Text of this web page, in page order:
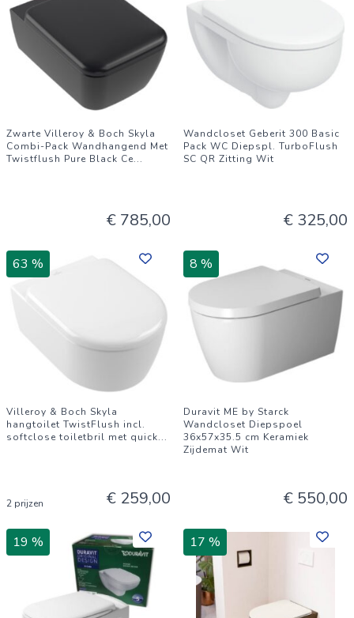
Zwarte Villeroy & Boch Skyla
Combi-Pack Wandhangend Met
Twistflush Pure Black Ce...
€ 785,00
Wandcloset Geberit 300 Basic
Pack WC Diepspl. TurboFlush
SC QR Zitting Wit
€ 325,00
63 %
Villeroy & Boch Skyla
hangtoilet TwistFlush incl.
softclose toiletbril met quick...
2 prijzen € 259,00
8 %
Duravit ME by Starck
Wandcloset Diepspoel
36x57x35.5 cm Keramiek
Zijdemat Wit
€ 550,00
19 % 17 %